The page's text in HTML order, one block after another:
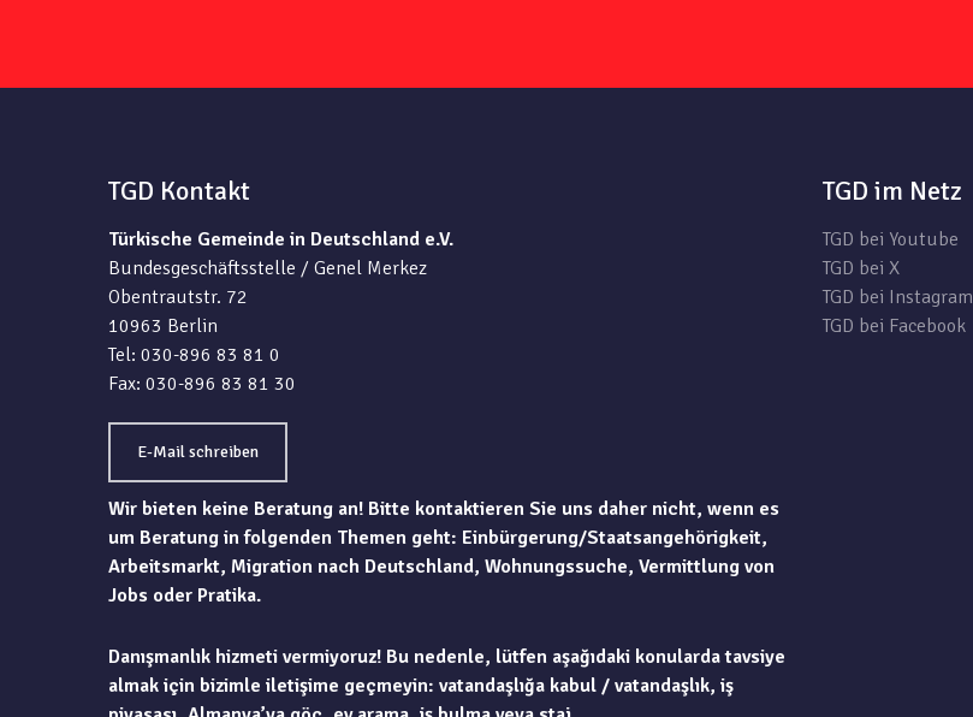
TGD Kontakt
Türkische Gemeinde in Deutschland e.V.
Bundesgeschäftsstelle / Genel Merkez
Obentrautstr. 72
10963 Berlin
Tel: 030-896 83 81 0
Fax: 030-896 83 81 30
E-Mail schreiben
Wir bieten keine Beratung an! Bitte kontaktieren Sie uns daher nicht, wenn es
um Beratung in folgenden Themen geht: Einbürgerung/Staatsangehörigkeit,
Arbeitsmarkt, Migration nach Deutschland, Wohnungssuche, Vermittlung von
Jobs oder Pratika.
Danışmanlık hizmeti vermiyoruz! Bu nedenle, lütfen aşağıdaki konularda tavsiye
almak için bizimle iletişime geçmeyin: vatandaşlığa kabul / vatandaşlık, iş
TGD im Netz
TGD bei Youtube
TGD bei X
TGD bei Instagram
TGD bei Facebook